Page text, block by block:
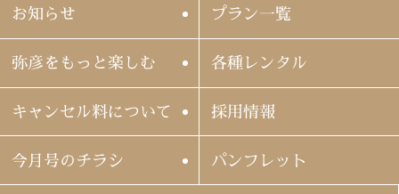
お知らせ プラン一覧
弥彦をもっと楽しむ 各種レンタル
キャンセル料について 採用情報
今月号のチラシ パンフレット